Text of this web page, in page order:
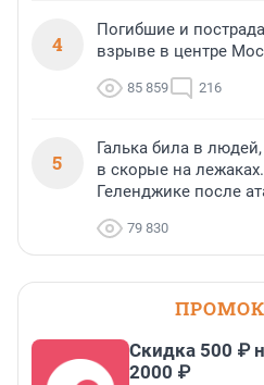
4
Погибшие и
взрыве в центре
85 859 216
5
Галька била в
в скорые на
Геленджике после
79 830
Скидка 500 ₽
2000 ₽